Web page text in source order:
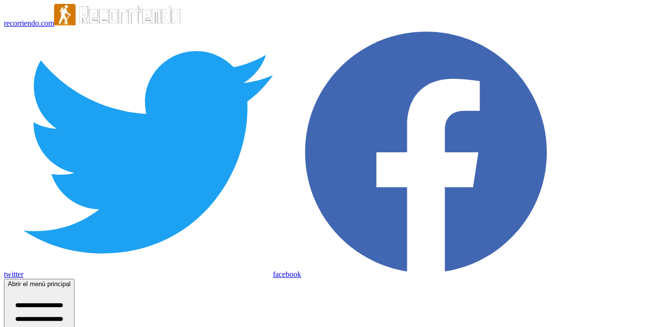
recorriendo.com
twitter facebook
Abrir el menú principal